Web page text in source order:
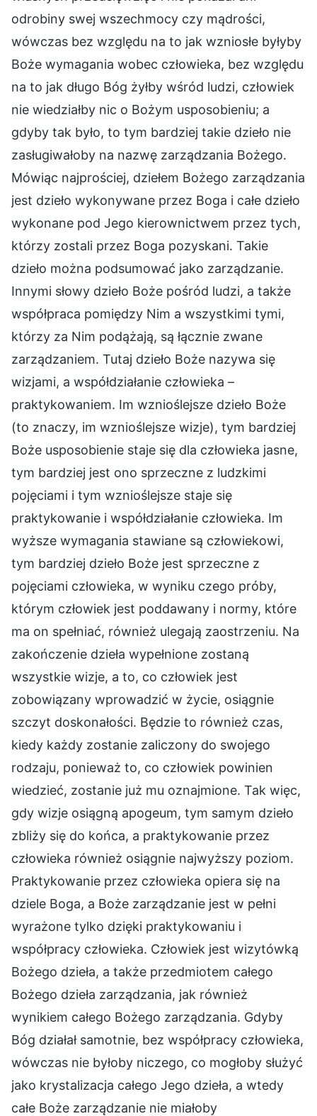
odrobiny swej wszechmocy czy mądrości,
wówczas bez względu na to jak wzniosłe byłyby
Boże wymagania wobec człowieka, bez względu
na to jak długo Bóg żyłby wśród ludzi, człowiek
nie wiedziałby nic o Bożym usposobieniu; a
gdyby tak było, to tym bardziej takie dzieło nie
zasługiwałoby na nazwę zarządzania Bożego.
Mówiąc najprościej, dziełem Bożego zarządzania
jest dzieło wykonywane przez Boga i całe dzieło
wykonane pod Jego kierownictwem przez tych,
którzy zostali przez Boga pozyskani. Takie
dzieło można podsumować jako zarządzanie.
Innymi słowy dzieło Boże pośród ludzi, a także
współpraca pomiędzy Nim a wszystkimi tymi,
którzy za Nim podążają, są łącznie zwane
zarządzaniem. Tutaj dzieło Boże nazywa się
wizjami, a współdziałanie człowieka –
praktykowaniem. Im wznioślejsze dzieło Boże
(to znaczy, im wznioślejsze wizje), tym bardziej
Boże usposobienie staje się dla człowieka jasne,
tym bardziej jest ono sprzeczne z ludzkimi
pojęciami i tym wznioślejsze staje się
praktykowanie i współdziałanie człowieka. Im
wyższe wymagania stawiane są człowiekowi,
tym bardziej dzieło Boże jest sprzeczne z
pojęciami człowieka, w wyniku czego próby,
którym człowiek jest poddawany i normy, które
ma on spełniać, również ulegają zaostrzeniu. Na
zakończenie dzieła wypełnione zostaną
wszystkie wizje, a to, co człowiek jest
zobowiązany wprowadzić w życie, osiągnie
szczyt doskonałości. Będzie to również czas,
kiedy każdy zostanie zaliczony do swojego
rodzaju, ponieważ to, co człowiek powinien
wiedzieć, zostanie już mu oznajmione. Tak więc,
gdy wizje osiągną apogeum, tym samym dzieło
zbliży się do końca, a praktykowanie przez
człowieka również osiągnie najwyższy poziom.
Praktykowanie przez człowieka opiera się na
dziele Boga, a Boże zarządzanie jest w pełni
wyrażone tylko dzięki praktykowaniu i
współpracy człowieka. Człowiek jest wizytówką
Bożego dzieła, a także przedmiotem całego
Bożego dzieła zarządzania, jak również
wynikiem całego Bożego zarządzania. Gdyby
Bóg działał samotnie, bez współpracy człowieka,
wówczas nie byłoby niczego, co mogłoby służyć
jako krystalizacja całego Jego dzieła, a wtedy
całe Boże zarządzanie nie miałoby